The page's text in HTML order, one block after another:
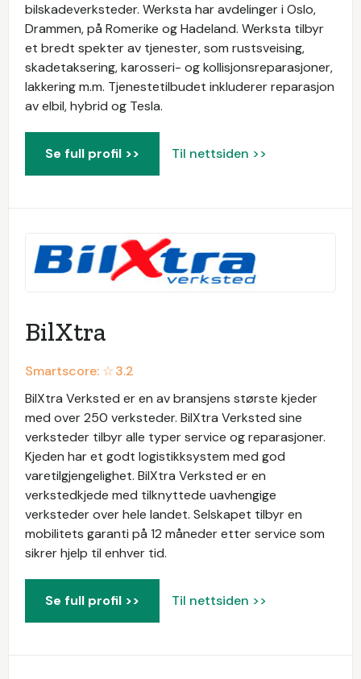
bilskadeverksteder. Werksta har avdelinger i Oslo,
Drammen, på Romerike og Hadeland. Werksta tilbyr
et bredt spekter av tjenester, som rustsveising,
skadetaksering, karosseri- og kollisjonsreparasjoner,
lakkering m.m. Tjenestetilbudet inkluderer reparasjon
av elbil, hybrid og Tesla.
Se full profil >> Til nettsiden >>
BilXtra
Smartscore: ☆3.2
BilXtra Verksted er en av bransjens største kjeder
med over 250 verksteder. BilXtra Verksted sine
verksteder tilbyr alle typer service og reparasjoner.
Kjeden har et godt logistikksystem med god
varetilgjengelighet. BilXtra Verksted er en
verkstedkjede med tilknyttede uavhengige
verksteder over hele landet. Selskapet tilbyr en
mobilitets garanti på 12 måneder etter service som
sikrer hjelp til enhver tid.
Se full profil >> Til nettsiden >>